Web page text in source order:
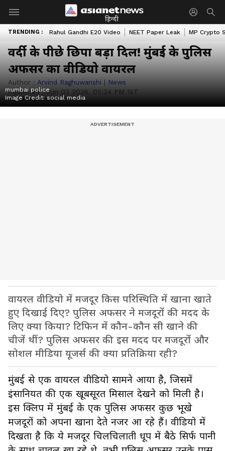
हिन्दी
TRENDING : Rahul Gandhi E20 Video NEET Paper Leak MP Crypto
वर्दी के पीछे छिपा बड़ा दिल! मुंबई के पुलिस
अफसर का वीडियो वायरल
Author : Arvind Raghuwanshi | News
Published :Jun 03 2026, 05:24 PM IST
mumbai police
Image Credit:social media
वायरल वीडियो में मजदूर किस परिस्थिति में खाना खाते
हुए दिखाई दिए? पुलिस अफसर ने मजदूरों की मदद के
लिए क्या किया? टिफिन में कौन-कौन सी खाने की
चीजें थीं? पुलिस अफसर की इस मदद पर मजदूरों और
सोशल मीडिया यूजर्स की क्या प्रतिक्रिया रही?
मुंबई से एक वायरल वीडियो सामने आया है, जिसमें
इंसानियत की एक खूबसूरत मिसाल देखने को मिली है।
इस क्लिप में मुंबई के एक पुलिस अफसर कुछ भूखे
मजदूरों को अपना खाना देते नजर आ रहे हैं। वीडियो में
दिखता है कि ये मजदूर चिलचिलाती धूप में बैठे सिर्फ पानी